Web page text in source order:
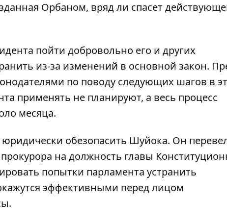
Орбаном, вряд ли спасет
пойти добровольно его и других
из-за изменений в основной закон.
по поводу следующих шагов в
применять не планируют, а весь процесс
месяца.
обезопасить Шуйока. Он
на должность главы
попытки парламента устранить
эффективными перед лицом